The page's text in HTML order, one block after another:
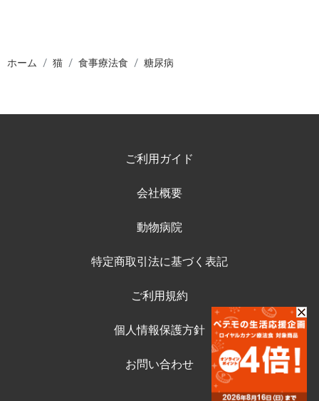
ホーム 猫 食事療法食 糖尿病
ご利用ガイド
会社概要
動物病院
特定商取引法に基づく表記
ご利用規約
個人情報保護方針
お問い合わせ